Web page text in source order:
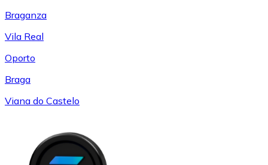
Braganza
Vila Real
Oporto
Braga
Viana do Castelo